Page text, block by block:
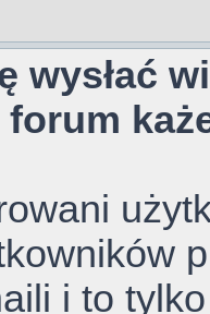
wysłać
i to